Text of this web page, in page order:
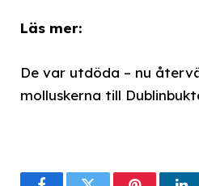
Läs mer:
De var utdöda – nu
molluskerna till